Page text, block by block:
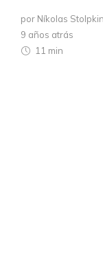
por Níkolas
9 años atrás
11 min